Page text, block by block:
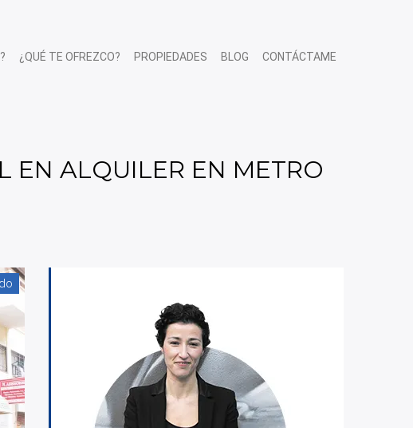
¿QUÉ TE OFREZCO? PROPIEDADES BLOG CONTÁCTAME
EN ALQUILER EN METRO